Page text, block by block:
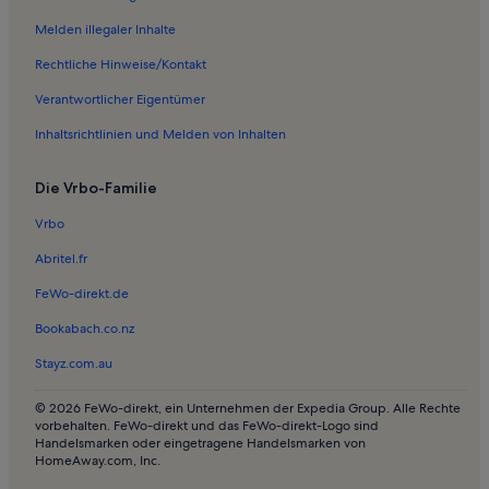
Ferienwohnungen in Waldrohrbach
Ferienwohnungen in Ranschbach
Ferienwohnungen in Göcklingen
Ferienwohnungen und Apartments in Spirkelbach
Ferienwohnungen und Apartments in Dernbach
Ferienwohnungen und Apartments in Oberotterbach
Häuser in Roschbach
Häuser in Landau in der Pfalz
Hütten in Landau in der Pfalz
Haustierfreundliche Ferienunterkünfte in Landau in der Pfalz
Ferienwohnungen und Apartments in Landau in der Pfalz
Hütten in Frankweiler
Häuser in Eschbach
Melden illegaler Inhalte
Rechtliche Hinweise/Kontakt
Verantwortlicher Eigentümer
Inhaltsrichtlinien und Melden von Inhalten
Die Vrbo-Familie
Vrbo
Abritel.fr
FeWo-direkt.de
Bookabach.co.nz
Stayz.com.au
© 2026 FeWo-direkt, ein Unternehmen der Expedia Group. Alle Rechte
vorbehalten. FeWo-direkt und das FeWo-direkt-Logo sind
Handelsmarken oder eingetragene Handelsmarken von
HomeAway.com, Inc.